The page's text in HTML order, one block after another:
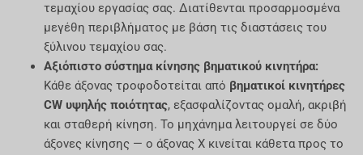
τεμαχίου εργασίας σας. Διατίθενται προσαρμοσμένα
μεγέθη περιβλήματος με βάση τις διαστάσεις του
ξύλινου τεμαχίου σας.
Αξιόπιστο σύστημα κίνησης βηματικού κινητήρα:
Κάθε άξονας τροφοδοτείται από βηματικοί κινητήρες
CW υψηλής ποιότητας, εξασφαλίζοντας ομαλή, ακριβή
και σταθερή κίνηση. Το μηχάνημα λειτουργεί σε δύο
άξονες κίνησης — ο άξονας Χ κινείται κάθετα προς το